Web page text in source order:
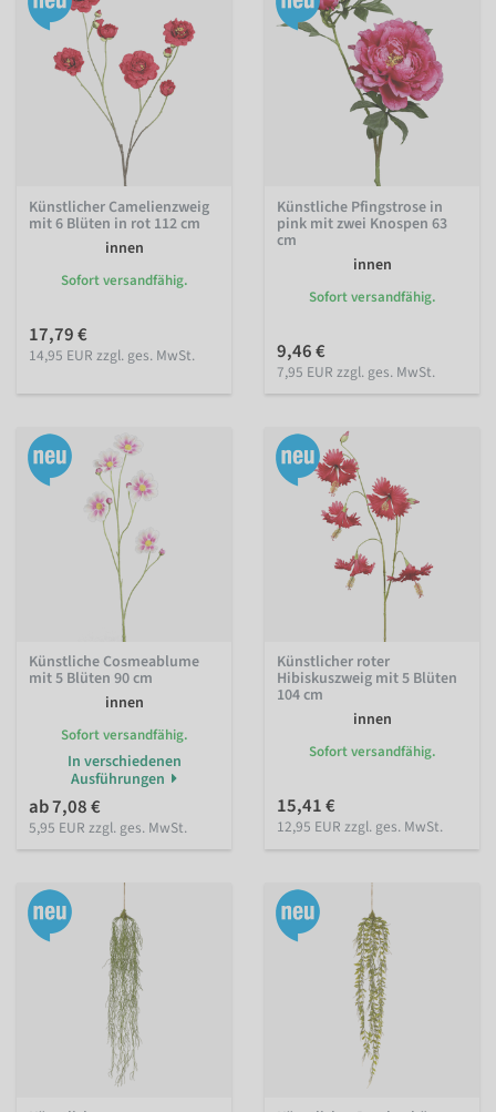
Künstlicher Camelienzweig
mit 6 Blüten in rot 112 cm
innen
Sofort versandfähig.
17,79 €
14,95 EUR zzgl. ges. MwSt.
Künstliche Pfingstrose in
pink mit zwei Knospen 63
cm
innen
Sofort versandfähig.
9,46 €
7,95 EUR zzgl. ges. MwSt.
Künstliche Cosmeablume
mit 5 Blüten 90 cm
innen
Sofort versandfähig.
In verschiedenen
Ausführungen
ab 7,08 €
5,95 EUR zzgl. ges. MwSt.
Künstlicher roter
Hibiskuszweig mit 5 Blüten
104 cm
innen
Sofort versandfähig.
15,41 €
12,95 EUR zzgl. ges. MwSt.